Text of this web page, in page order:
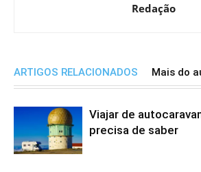
Redação
ARTIGOS RELACIONADOS Mais do
Viajar de
precisa de saber